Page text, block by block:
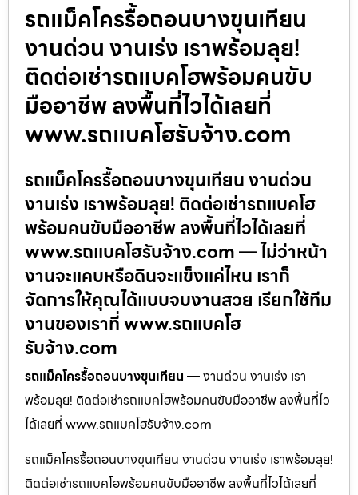
รถแม็คโครรื้อถอนบางขุนเทียน
งานด่วน งานเร่ง เราพร้อมลุย!
ติดต่อเช่ารถแบคโฮพร้อมคนขับ
มืออาชีพ ลงพื้นที่ไวได้เลยที่
www.รถแบคโฮรับจ้าง.com
รถแม็คโครรื้อถอนบางขุนเทียน งานด่วน
งานเร่ง เราพร้อมลุย! ติดต่อเช่ารถแบคโฮ
พร้อมคนขับมืออาชีพ ลงพื้นที่ไวได้เลยที่
www.รถแบคโฮรับจ้าง.com — ไม่ว่าหน้า
งานจะแคบหรือดินจะแข็งแค่ไหน เราก็
จัดการให้คุณได้แบบจบงานสวย เรียกใช้ทีม
งานของเราที่ www.รถแบคโฮ
รับจ้าง.com
รถแม็คโครรื้อถอนบางขุนเทียน — งานด่วน งานเร่ง เรา
พร้อมลุย! ติดต่อเช่ารถแบคโฮพร้อมคนขับมืออาชีพ ลงพื้นที่ไว
ได้เลยที่ www.รถแบคโฮรับจ้าง.com
รถแม็คโครรื้อถอนบางขุนเทียน งานด่วน งานเร่ง เราพร้อมลุย!
ติดต่อเช่ารถแบคโฮพร้อมคนขับมืออาชีพ ลงพื้นที่ไวได้เลยที่